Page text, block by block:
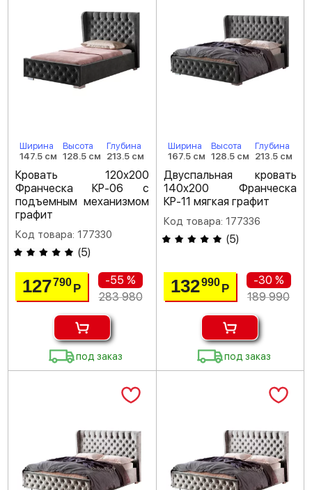
Ширина
147.5 см
Высота
128.5 см
Глубина
213.5 см
Кровать 120х200
Франческа КР-06 с
подъемным механизмом
графит
Код товара: 177330
(5)
127790Р
-55 %
283 980
под заказ
Ширина
167.5 см
Высота
128.5 см
Глубина
213.5 см
Двуспальная кровать
140х200 Франческа
КР-11 мягкая графит
Код товара: 177336
(5)
132990 Р
-30 %
189 990
под заказ